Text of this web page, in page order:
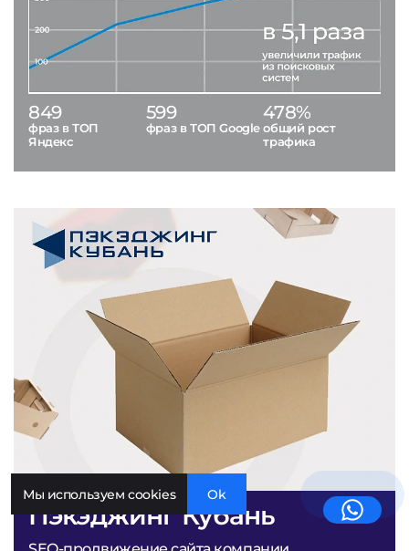
Пэкэджинг Кубань
849
фраз в ТОП
Яндекс
599
фраз в ТОП Google
478%
общий рост
трафика
Мы используем cookies Ok